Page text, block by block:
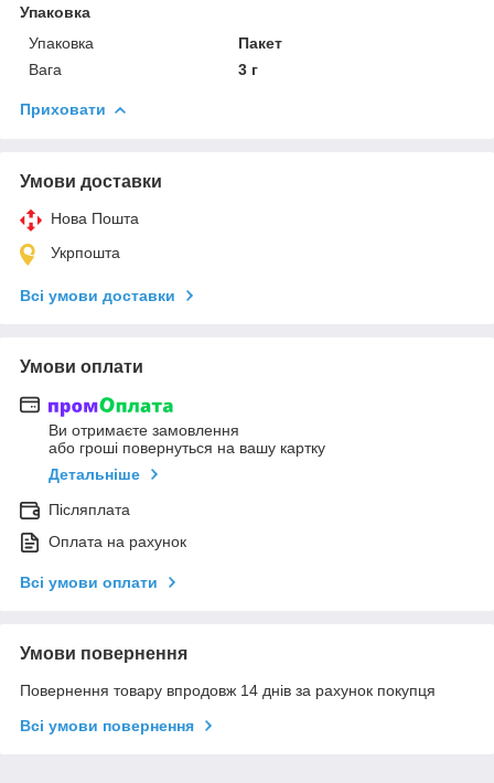
Упаковка
Упаковка
Пакет
Вага
3 г
Приховати
Умови доставки
Нова Пошта
Укрпошта
Всі умови доставки
Умови оплати
Ви отримаєте замовлення
або гроші повернуться на вашу картку
Детальніше
Післяплата
Оплата на рахунок
Всі умови оплати
Умови повернення
Повернення товару впродовж 14 днів за рахунок покупця
Всі умови повернення